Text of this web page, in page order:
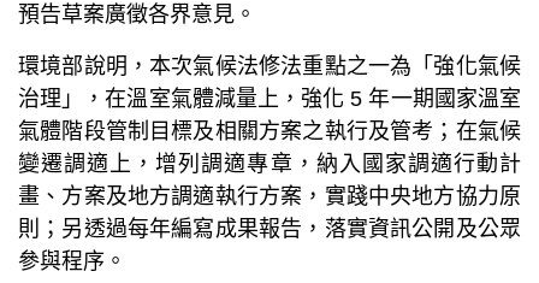
預告草案廣徵各界意見。
環境部說明，本次氣候法修法重點之一為「強化氣候
治理」，在溫室氣體減量上，強化 5 年一期國家溫室
氣體階段管制目標及相關方案之執行及管考；在氣候
變遷調適上，增列調適專章，納入國家調適行動計
畫、方案及地方調適執行方案，實踐中央地方協力原
則；另透過每年編寫成果報告，落實資訊公開及公眾
參與程序。